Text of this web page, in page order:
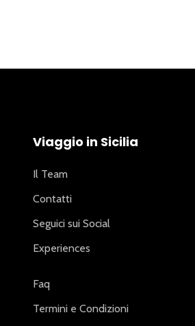
Viaggio in Sicilia
Il Team
Contatti
Seguici sui Social
Experiences
Faq
Termini e Condizioni